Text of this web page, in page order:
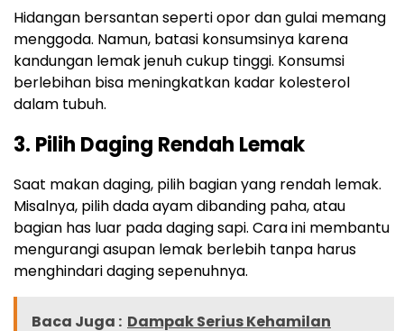
Hidangan bersantan seperti opor dan gulai memang
menggoda. Namun, batasi konsumsinya karena
kandungan lemak jenuh cukup tinggi. Konsumsi
berlebihan bisa meningkatkan kadar kolesterol
dalam tubuh.
3. Pilih Daging Rendah Lemak
Saat makan daging, pilih bagian yang rendah lemak.
Misalnya, pilih dada ayam dibanding paha, atau
bagian has luar pada daging sapi. Cara ini membantu
mengurangi asupan lemak berlebih tanpa harus
menghindari daging sepenuhnya.
Baca Juga : Dampak Serius Kehamilan